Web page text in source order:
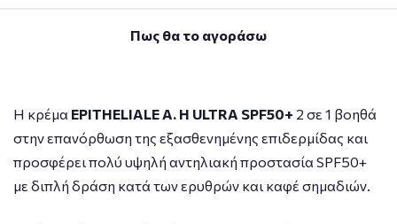
Πως θα το αγοράσω
Η κρέμα EPITHELIALE A. H ULTRA SPF50+ 2 σε 1 βοηθά
στην επανόρθωση της εξασθενημένης επιδερμίδας και
προσφέρει πολύ υψηλή αντηλιακή προστασία SPF50+
με διπλή δράση κατά των ερυθρών και καφέ σημαδιών.